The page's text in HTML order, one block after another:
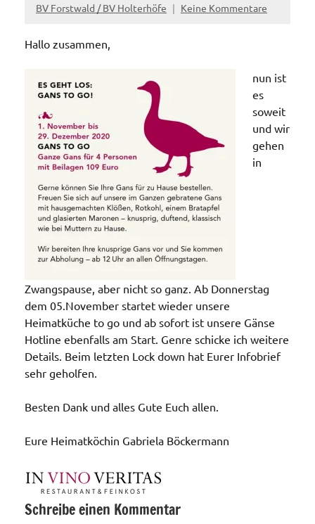
BV Forstwald / BV Holterhöfe
Keine Kommentare
Hallo zusammen,
nun ist
es
soweit
und wir
gehen
in
Zwangspause, aber nicht so ganz. Ab Donnerstag
dem 05.November startet wieder unsere
Heimatküche to go und ab sofort ist unsere Gänse
Hotline ebenfalls am Start. Genre schicke ich weitere
Details. Beim letzten Lock down hat Eurer Infobrief
sehr geholfen.
Besten Dank und alles Gute Euch allen.
Eure Heimatköchin Gabriela Böckermann
Schreibe einen Kommentar